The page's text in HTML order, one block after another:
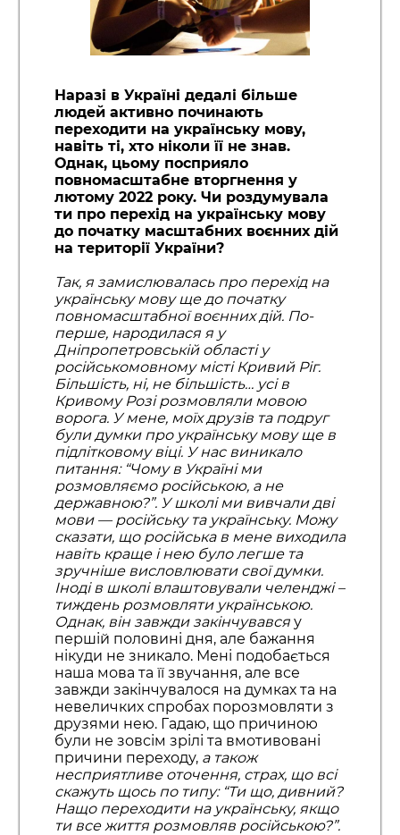
Наразі в Україні дедалі більше
людей активно починають
переходити на українську мову,
навіть ті, хто ніколи її не знав.
Однак, цьому посприяло
повномасштабне вторгнення у
лютому 2022 року. Чи роздумувала
ти про перехід на українську мову
до початку масштабних воєнних дій
на території України?
Так, я замислювалась про перехід на
українську мову ще до початку
повномасштабної воєнних дій. По-
перше, народилася я у
Дніпропетровській області у
російськомовному місті Кривий Ріг.
Більшість, ні, не більшість… усі в
Кривому Розі розмовляли мовою
ворога. У мене, моїх друзів та подруг
були думки про українську мову ще в
підлітковому віці. У нас виникало
питання: “Чому в Україні ми
розмовляємо російською, а не
державною?”. У школі ми вивчали дві
мови — російську та українську. Можу
сказати, що російська в мене виходила
навіть краще і нею було легше та
зручніше висловлювати свої думки.
Іноді в школі влаштовували челенджі –
тиждень розмовляти українською.
Однак, він завжди закінчувавсяу
першій половині дня, але бажання
нікуди не зникало. Мені подобається
наша мова та її звучання, але все
завжди закінчувалося на думках та на
невеличких спробах порозмовляти з
друзями нею. Гадаю, що причиною
були не зовсім зрілі та вмотивовані
причини переходу, а також
несприятливе оточення, страх, що всі
скажуть щось по типу: “Ти що, дивний?
Нащо переходити на українську, якщо
ти все життя розмовляв російською?”.